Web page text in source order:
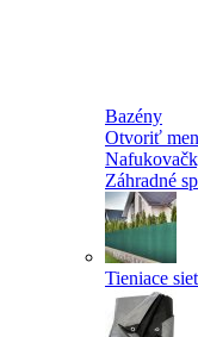
Bazény
Otvoriť
Záhradné
Tieniace